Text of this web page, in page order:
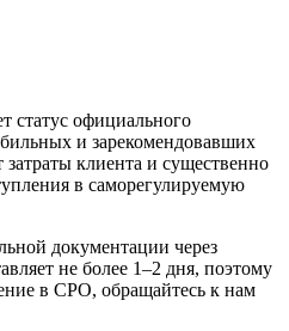
статус официального
и зарекомендовавших
клиента и существенно
в саморегулируемую
документации через
не более 1–2 дня, поэтому
в СРО, обращайтесь к нам